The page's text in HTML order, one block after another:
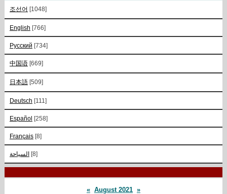
조선어 [1048]
English [766]
Русский [734]
中国语 [669]
日本語 [509]
Deutsch [111]
Español [258]
Français [8]
السياحة [8]
« August 2021 »